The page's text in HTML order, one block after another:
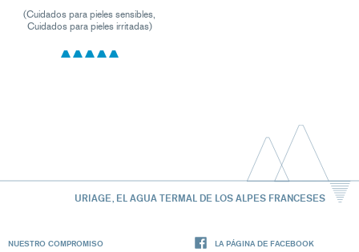
(Cuidados para pieles sensibles,
Cuidados para pieles irritadas)
URIAGE, EL AGUA TERMAL DE LOS ALPES FRANCESES
NUESTRO COMPROMISO LA PÁGINA DE FACEBOOK